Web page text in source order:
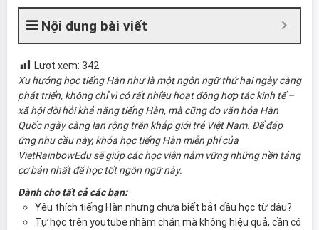
Nội dung bài viết
Lượt xem: 342
Xu hướng học tiếng Hàn như là một ngôn ngữ thứ hai ngày càng
phát triển, không chỉ vì có rất nhiều hoạt động hợp tác kinh tế –
xã hội đòi hỏi khả năng tiếng Hàn, mà cũng do văn hóa Hàn
Quốc ngày càng lan rộng trên khắp giới trẻ Việt Nam. Để đáp
ứng nhu cầu này, khóa học tiếng Hàn miễn phí của
VietRainbowEdu sẽ giúp các học viên nắm vững những nền tảng
cơ bản nhất để học tốt ngôn ngữ này.
Dành cho tất cả các bạn:
Yêu thích tiếng Hàn nhưng chưa biết bắt đầu học từ đâu?
Tự học trên youtube nhàm chán mà không hiệu quả, cần có